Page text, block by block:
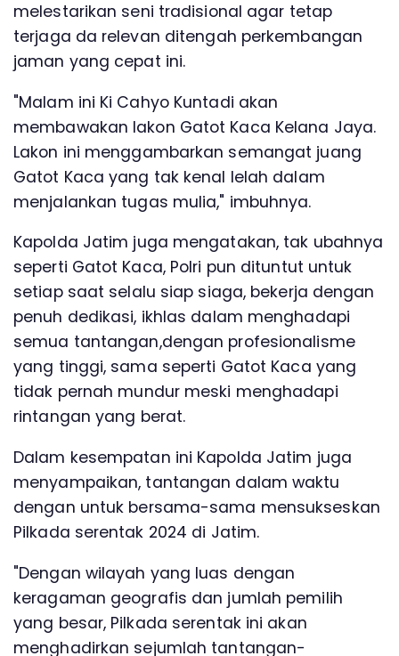
melestarikan seni tradisional agar tetap
terjaga da relevan ditengah perkembangan
jaman yang cepat ini.
"Malam ini Ki Cahyo Kuntadi akan
membawakan lakon Gatot Kaca Kelana Jaya.
Lakon ini menggambarkan semangat juang
Gatot Kaca yang tak kenal lelah dalam
menjalankan tugas mulia," imbuhnya.
Kapolda Jatim juga mengatakan, tak ubahnya
seperti Gatot Kaca, Polri pun dituntut untuk
setiap saat selalu siap siaga, bekerja dengan
penuh dedikasi, ikhlas dalam menghadapi
semua tantangan,dengan profesionalisme
yang tinggi, sama seperti Gatot Kaca yang
tidak pernah mundur meski menghadapi
rintangan yang berat.
Dalam kesempatan ini Kapolda Jatim juga
menyampaikan, tantangan dalam waktu
dengan untuk bersama-sama mensukseskan
Pilkada serentak 2024 di Jatim.
"Dengan wilayah yang luas dengan
keragaman geografis dan jumlah pemilih
yang besar, Pilkada serentak ini akan
menghadirkan sejumlah tantangan-